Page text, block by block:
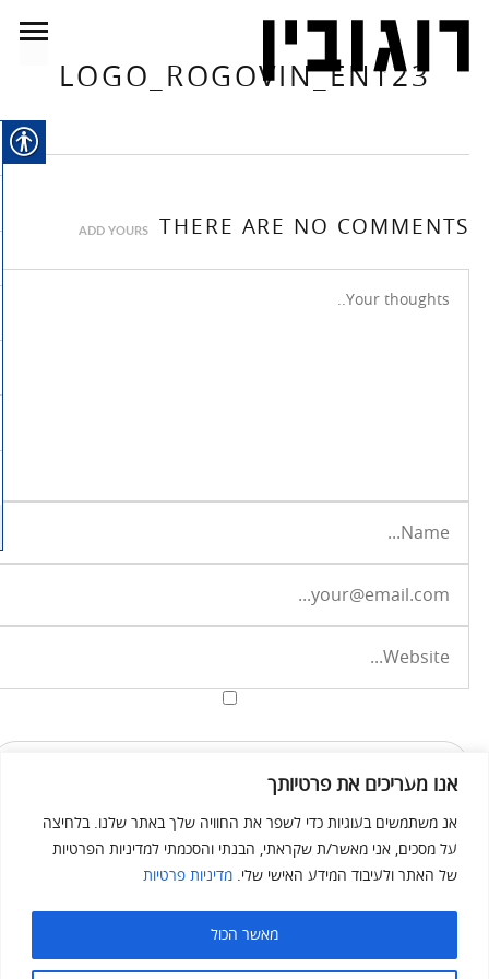
אנו מעריכים את פרטיותך
אנ משתמשים בעוגיות כדי לשפר את החוויה שלך באתר שלנו. בלחיצה
על מסכים, אני מאשר/ת שקראתי, הבנתי והסכמתי למדיניות הפרטיות
של האתר ולעיבוד המידע האישי שלי. מדיניות פרטיות
מאשר הכול
LOGO_ROGOVIN_EN123
THERE ARE NO COMMENTS
ADD YOURS